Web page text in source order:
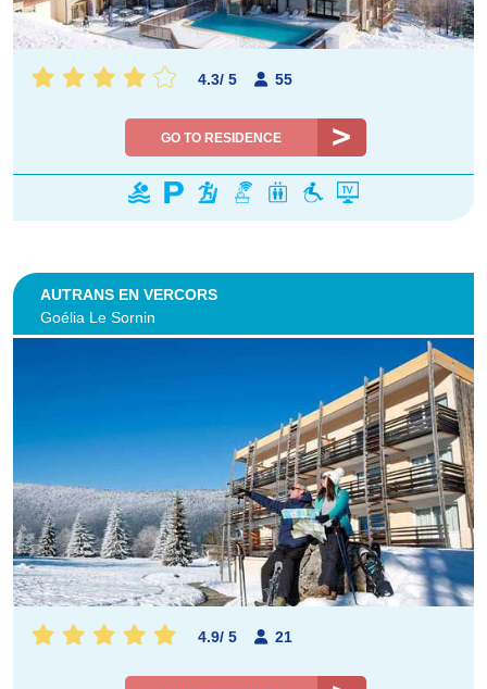
4.3/ 5 55
GO TO RESIDENCE
AUTRANS EN VERCORS
Goélia Le Sornin
4.9/ 5 21